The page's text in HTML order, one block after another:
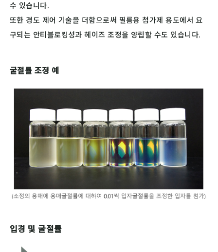
수 있습니다.
또한 경도 제어 기술을 더함으로써 필름용 첨가제 용도에서 요
구되는 안티블로킹성과 헤이즈 조정을 양립할 수도 있습니다.
굴절률 조정 예
입경 및 굴절률